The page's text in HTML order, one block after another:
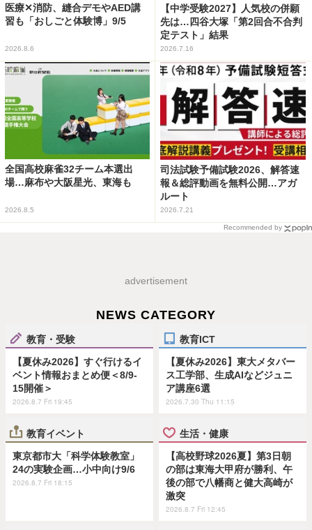
医療✕消防、縫合デモやAED講
習も「おしごと体験博」9/5
2026.8.6
【中学受験2027】人気校の併願
先は…四谷大塚「第2回合不合判
定テスト」結果
2026.7.16
全国高校麻雀32チーム本選出
場…麻布や大阪星光、東海も
2026.8.5
司法試験予備試験2026、解答速
報＆総評動画を無料公開…アガ
ルート
2026.7.21
Recommended by
advertisement
NEWS CATEGORY
教育・受験
【夏休み2026】すぐ行けるイ
ベント情報おまとめ便＜8/9-
15開催＞
2026.8.7 Fri 19:45
教育ICT
【夏休み2026】東大メタバー
ス工学部、生成AIなどジュニ
ア講座6選
2026.7.30 Thu 11:15
教育イベント
東京都市大「科学体験教室」
24の実験企画…小中向け9/6
2026.8.7 Fri 18:15
生活・健康
【高校野球2026夏】第3日朝
の部は東海大甲府が勝利、午
後の部で八幡商と健大高崎が
激突
2026.8.7 Fri 12:45